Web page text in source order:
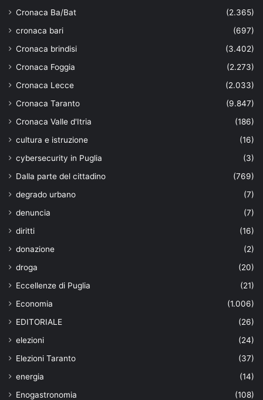
Cronaca Ba/Bat
(2.365)
cronaca bari
(697)
Cronaca brindisi
(3.402)
Cronaca Foggia
(2.273)
Cronaca Lecce
(2.033)
Cronaca Taranto
(9.847)
Cronaca Valle d'Itria
(186)
cultura e istruzione
(16)
cybersecurity in Puglia
(3)
Dalla parte del cittadino
(769)
degrado urbano
(7)
denuncia
(7)
diritti
(16)
donazione
(2)
droga
(20)
Eccellenze di Puglia
(21)
Economia
(1.006)
EDITORIALE
(26)
elezioni
(24)
Elezioni Taranto
(37)
energia
(14)
Enogastronomia
(108)